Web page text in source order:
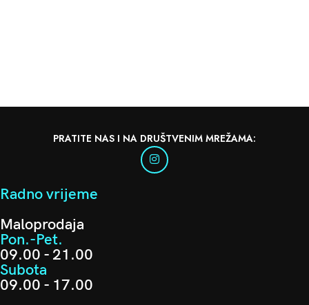
PRATITE NAS I NA DRUŠTVENIM MREŽAMA:
Radno vrijeme
Maloprodaja
Pon.-Pet.
09.00 - 21.00
Subota
09.00 - 17.00